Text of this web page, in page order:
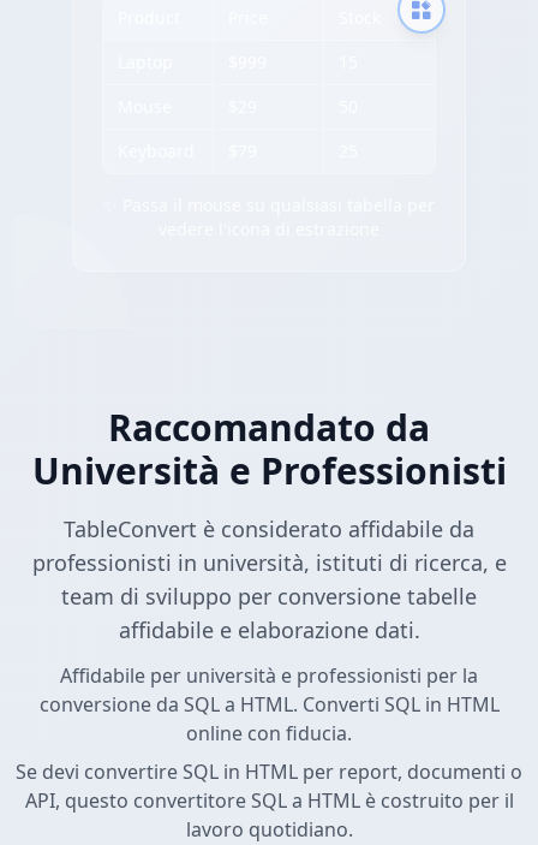
Raccomandato da
Università e Professionisti
TableConvert è considerato affidabile da
professionisti in università, istituti di ricerca, e
team di sviluppo per conversione tabelle
affidabile e elaborazione dati.
Affidabile per università e professionisti per la
conversione da SQL a HTML. Converti SQL in HTML
online con fiducia.
Se devi convertire SQL in HTML per report, documenti o
API, questo convertitore SQL a HTML è costruito per il
lavoro quotidiano.